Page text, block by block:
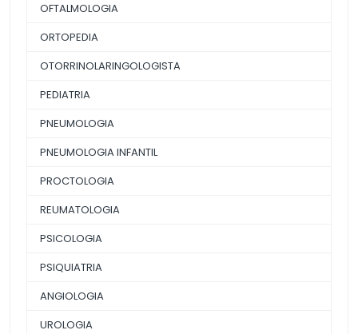
OFTALMOLOGIA
ORTOPEDIA
OTORRINOLARINGOLOGISTA
PEDIATRIA
PNEUMOLOGIA
PNEUMOLOGIA INFANTIL
PROCTOLOGIA
REUMATOLOGIA
PSICOLOGIA
PSIQUIATRIA
ANGIOLOGIA
UROLOGIA